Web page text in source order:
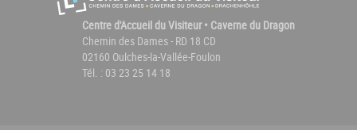
Centre d'Accueil du Visiteur • Caverne du Dragon
Chemin des Dames - RD 18 CD
02160 Oulches-la-Vallée-Foulon
Tél. : 03 23 25 14 18